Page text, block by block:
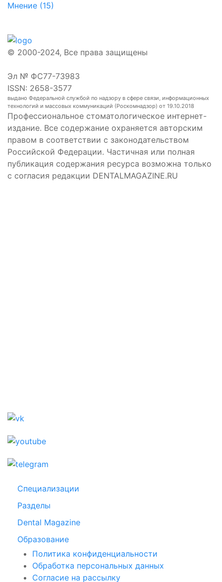
Мнение (15)
© 2000-2024, Все права защищены
Эл № ФС77-73983
ISSN: 2658-3577
выдано Федеральной службой по надзору в сфере связи, информационных
технологий и массовых коммуникаций (Роскомнадзор) от 19.10.2018
Профессиональное стоматологическое интернет-
издание. Все содержание охраняется авторским
правом в соответствии с законодательством
Российской Федерации. Частичная или полная
публикация содержания ресурса возможна только
с согласия редакции DENTALMAGAZINE.RU
Специализации
Разделы
Dental Magazine
Образование
Политика конфиденциальности
Обработка персональных данных
Согласие на рассылку